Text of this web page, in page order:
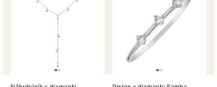
HALADA OC Avion, Bratislava
Ivanská cesta 16, 821 04 Bratislava
tel.: +421 917 090 372
dnes otevřeno od 10:00
HALADA OC Eurovea, Bratislava